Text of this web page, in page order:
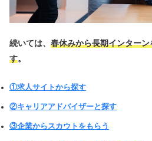
続いては、 春休みから長期インター
す。
①求人サイトから探す
②キャリアアドバイザーと探す
③企業からスカウトをもらう